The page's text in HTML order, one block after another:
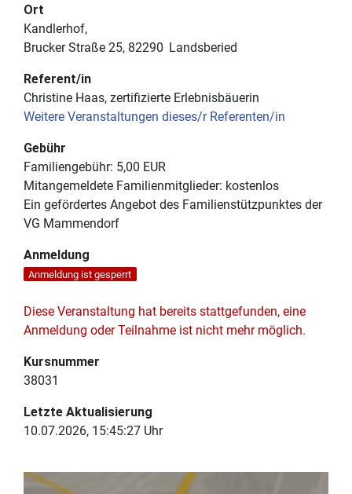
Ort
Kandlerhof
Brucker Straße 25 82290 Landsberied
Referent/in
Christine Haas, zertifizierte Erlebnisbäuerin
Weitere Veranstaltungen dieses/r Referenten/in
Gebühr
Familiengebühr: 5,00 EUR
Mitangemeldete Familienmitglieder: kostenlos
Ein gefördertes Angebot des Familienstützpunktes der
VG Mammendorf
Anmeldung
Anmeldung ist gesperrt
Diese Veranstaltung hat bereits stattgefunden, eine
Anmeldung oder Teilnahme ist nicht mehr möglich.
Kursnummer
38031
Letzte Aktualisierung
10.07.2026, 15:45:27 Uhr